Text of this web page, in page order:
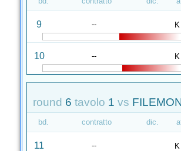
9 -- K
10 -- K
round 6 tavolo 1 vs
bd. contratto dic.
11 -- K